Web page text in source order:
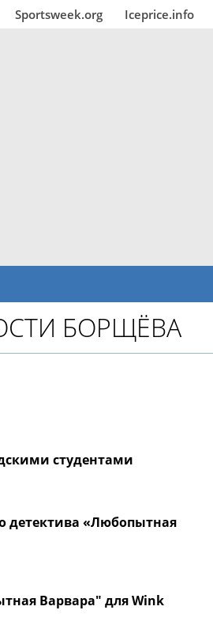
Sportsweek.org Iceprice.info
БОРЩЁВА
студентами
детектива «Любопытная
Варвара" для Wink